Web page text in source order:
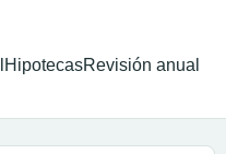
HipotecasRevisión anual